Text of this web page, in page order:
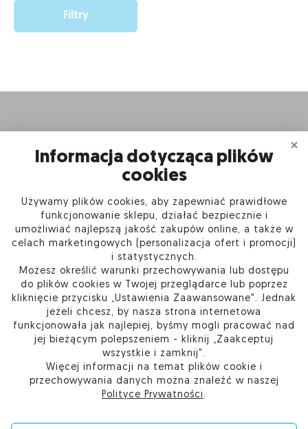
Filtry
INFORMACJE
PRODUKTY
O FIRMIE
Kup w Sieci Partnerskiej Certum
Skontaktuj się
Przejdź do pomocy
Ustawienia plików cookie
Informacja dotycząca plików
cookies
Używamy plików cookies, aby zapewniać prawidłowe
funkcjonowanie sklepu, działać bezpiecznie i
umożliwiać najlepszą jakość zakupów online, a także w
celach marketingowych (personalizacja ofert i promocji)
i statystycznych.
Możesz określić warunki przechowywania lub dostępu
do plików cookies w Twojej przeglądarce lub poprzez
kliknięcie przycisku „Ustawienia Zaawansowane". Jednak
jeżeli chcesz, by nasza strona internetowa
funkcjonowała jak najlepiej, byśmy mogli pracować nad
jej bieżącym polepszeniem - kliknij „Zaakceptuj
wszystkie i zamknij".
Więcej informacji na temat plików cookie i
przechowywania danych można znaleźć w naszej
Polityce Prywatności .